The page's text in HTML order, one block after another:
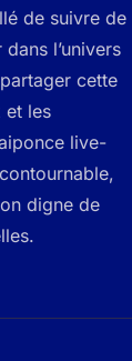
de suivre de
l’univers
cette
et les
live-
digne de